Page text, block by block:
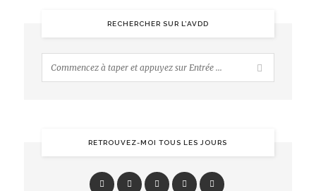
RECHERCHER SUR L’AVDD
RETROUVEZ-MOI TOUS LES JOURS